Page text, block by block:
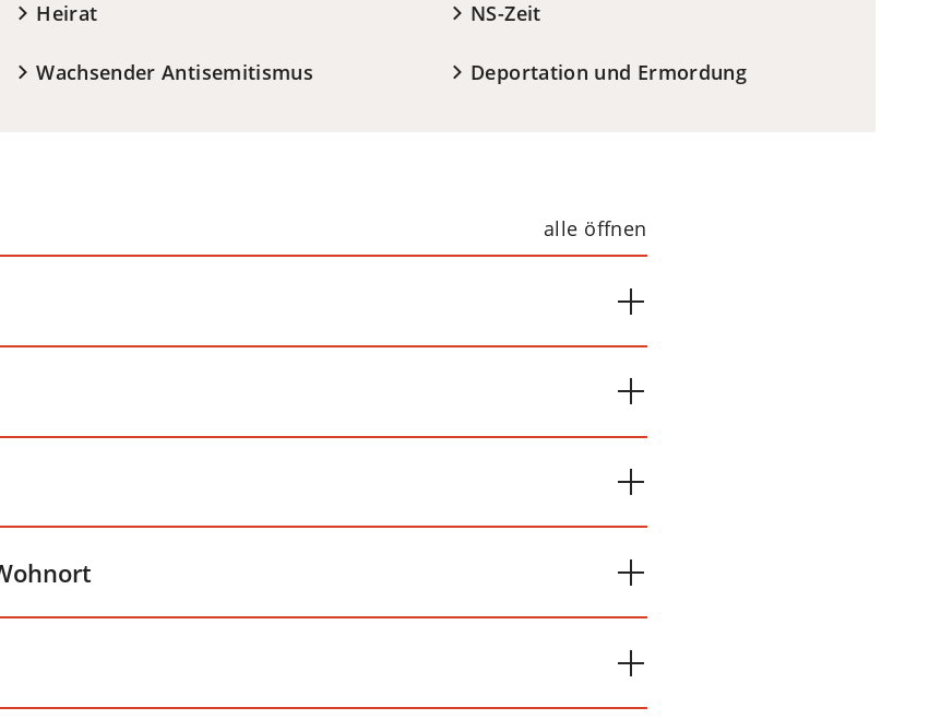
Heirat
Wachsender Antisemitismus
NS-Zeit
Deportation und Ermordung
alle öffnen